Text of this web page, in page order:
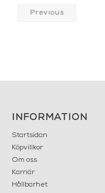
Previous
INFORMATION
Startsidan
Köpvillkor
Om oss
Karriär
Hållbarhet